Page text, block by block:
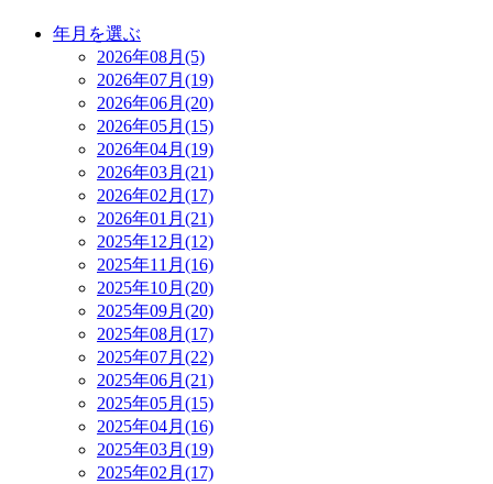
年月を選ぶ
2026年08月(5)
2026年07月(19)
2026年06月(20)
2026年05月(15)
2026年04月(19)
2026年03月(21)
2026年02月(17)
2026年01月(21)
2025年12月(12)
2025年11月(16)
2025年10月(20)
2025年09月(20)
2025年08月(17)
2025年07月(22)
2025年06月(21)
2025年05月(15)
2025年04月(16)
2025年03月(19)
2025年02月(17)